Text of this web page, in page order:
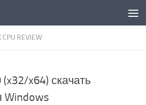
CPU REVIEW
(x32/x64) скачать
Windows